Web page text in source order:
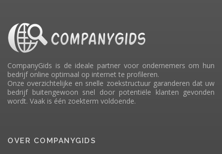
CompanyGids is de ideale partner voor ondernemers om hun
bedrijf online optimaal op internet te profileren.
Onze overzichtelijke en snelle zoekstructuur garanderen dat uw
bedrijf buitengewoon snel door potentiële klanten gevonden
wordt. Vaak is één zoekterm voldoende.
OVER COMPANYGIDS